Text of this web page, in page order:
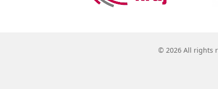
© 2026 All rights